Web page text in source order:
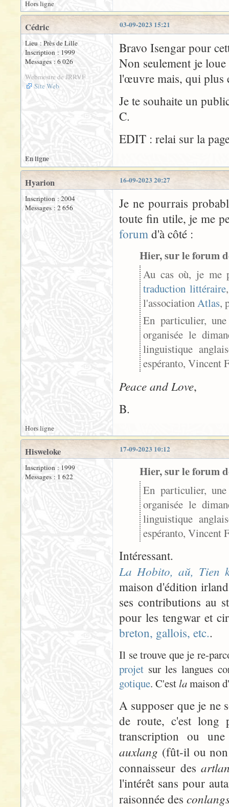
Hors ligne
03-09-2023 15:21
Cédric
Lieu : Près de Lille
Inscription : 1999
Messages : 6 026
Webmestre de JRRVF
Site Web
Bravo Isengar pour
Non seulement je
l'œuvre mais, qui plus
Je te souhaite un
C.
EDIT : relai sur la
En ligne
16-09-2023 20:27
Hyarion
Inscription : 2004
Messages : 2 656
Je ne pourrais
toute fin utile, je me
forum d'à côté :
Hier, sur le forum
Au cas où, je me
traduction littéraire
l'associationAtlas,
En particulier,
organisée le
linguistique
espéranto, Vincent
Peace and Love,
B.
Hors ligne
17-09-2023 10:12
Hisweloke
Inscription : 1999
Messages : 1 622
Hier, sur le forum
En particulier,
organisée le
linguistique
espéranto, Vincent
Intéressant.
La Hobito, aŭ, Tien
maison d'édition
ses contributions au
pour les tengwar et
breton, gallois, etc..
Il se trouve que je re-
projet sur les langues
gotique. C'est lamaison
A supposer que je ne
de route, c'est long
transcription ou
auxlang (fût-il ou non
connaisseur des
l'intérêt sans pour
raisonnée des